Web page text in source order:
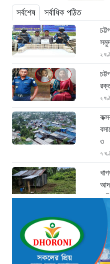
সর্বশেষ সর্বাধিক পঠিত
২
২
৩
৭
৮